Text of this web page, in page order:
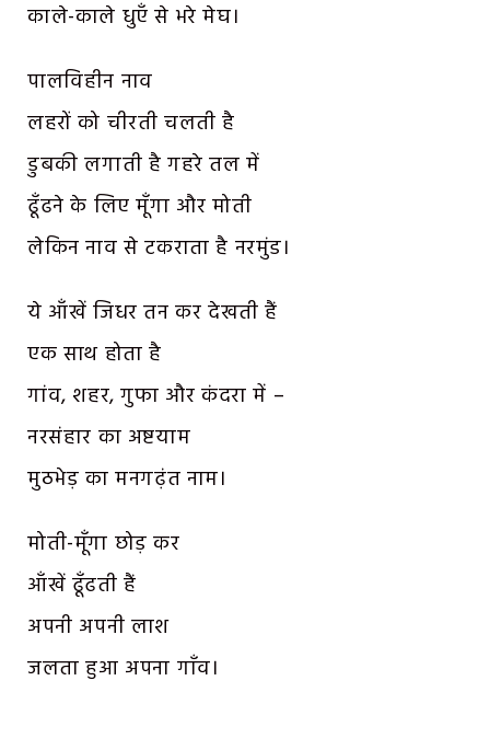
काले-काले धुएँ से भरे मेघ।
पालविहीन नाव
लहरों को चीरती चलती है
डुबकी लगाती है गहरे तल में
ढूँढने के लिए मूँगा और मोती
लेकिन नाव से टकराता है नरमुंड।
ये आँखें जिधर तन कर देखती हैं
एक साथ होता है
गांव, शहर, गुफा और कंदरा में –
नरसंहार का अष्टयाम
मुठभेड़ का मनगढ़ंत नाम।
मोती-मूँगा छोड़ कर
आँखें ढूँढती हैं
अपनी अपनी लाश
जलता हुआ अपना गाँव।